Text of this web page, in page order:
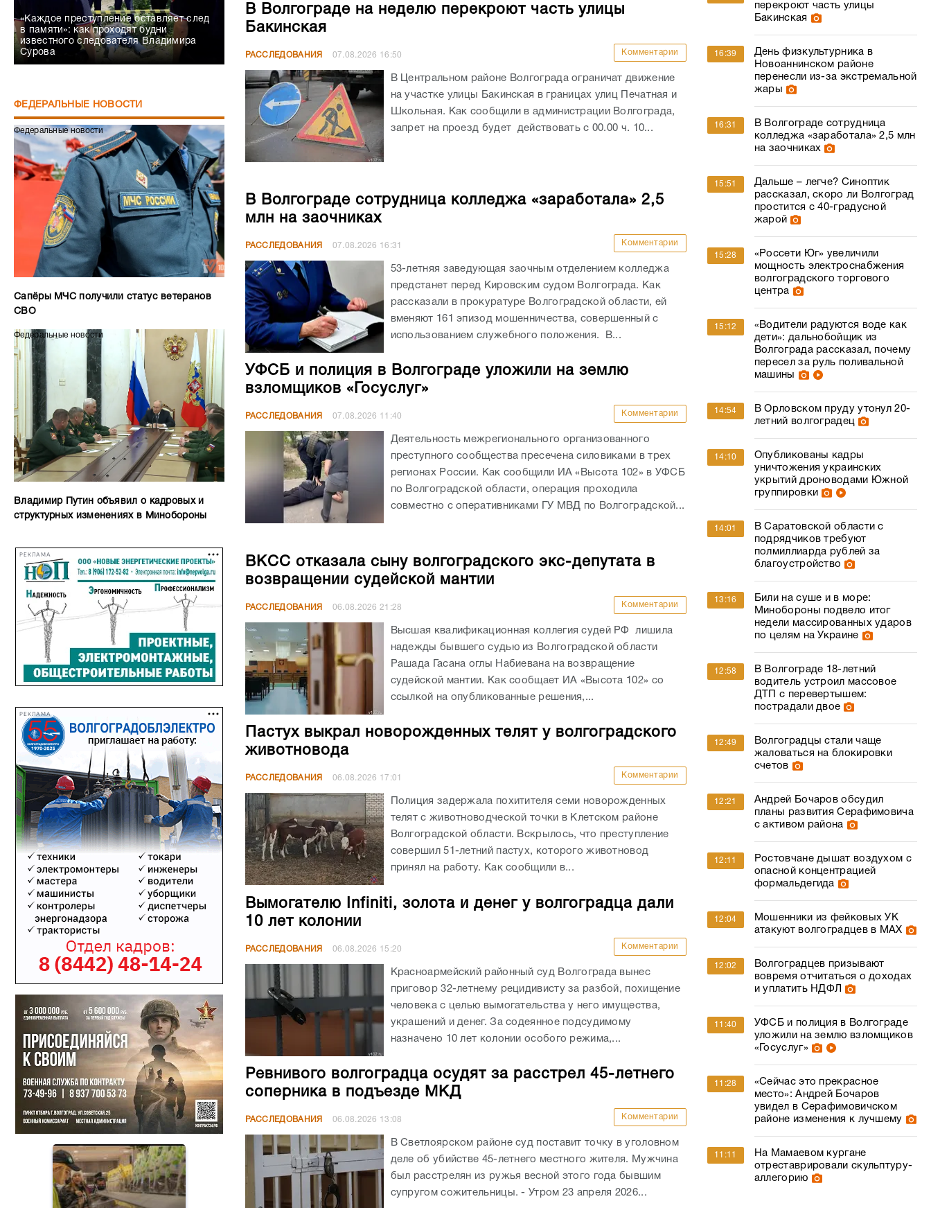
«Каждое преступление оставляет след
в памяти»: как проходят будни
известного следователя Владимира
Сурова
ФЕДЕРАЛЬНЫЕ НОВОСТИ
Федеральные новости
Сапёры МЧС получили статус ветеранов
СВО
Федеральные новости
Владимир Путин объявил о кадровых и
структурных изменениях в Минобороны
РЕКЛАМА
РЕКЛАМА
В Волгограде на неделю перекроют часть улицы
Бакинская
РАССЛЕДОВАНИЯ 07.08.2026 16:50 Комментарии
В Центральном районе Волгограда ограничат движение
на участке улицы Бакинская в границах улиц Печатная и
Школьная. Как сообщили в администрации Волгограда,
запрет на проезд будет действовать с 00.00 ч. 10...
В Волгограде сотрудница колледжа «заработала» 2,5
млн на заочниках
РАССЛЕДОВАНИЯ 07.08.2026 16:31 Комментарии
53-летняя заведующая заочным отделением колледжа
предстанет перед Кировским судом Волгограда. Как
рассказали в прокуратуре Волгоградской области, ей
вменяют 161 эпизод мошенничества, совершенный с
использованием служебного положения. В...
УФСБ и полиция в Волгограде уложили на землю
взломщиков «Госуслуг»
РАССЛЕДОВАНИЯ 07.08.2026 11:40 Комментарии
Деятельность межрегионального организованного
преступного сообщества пресечена силовиками в трех
регионах России. Как сообщили ИА «Высота 102» в УФСБ
по Волгоградской области, операция проходила
совместно с оперативниками ГУ МВД по Волгоградской...
ВКСС отказала сыну волгоградского экс-депутата в
возвращении судейской мантии
РАССЛЕДОВАНИЯ 06.08.202621:28 Комментарии
Высшая квалификационная коллегия судей РФ лишила
надежды бывшего судью из Волгоградской области
Рашада Гасана оглы Набиевана на возвращение
судейской мантии. Как сообщает ИА «Высота 102» со
ссылкой на опубликованные решения,...
Пастух выкрал новорожденных телят у волгоградского
животновода
РАССЛЕДОВАНИЯ 06.08.2026 17:01 Комментарии
Полиция задержала похитителя семи новорожденных
телят с животноводческой точки в Клетском районе
Волгоградской области. Вскрылось, что преступление
совершил 51-летний пастух, которого животновод
принял на работу. Как сообщили в...
Вымогателю Infiniti, золота и денег у волгоградца дали
10 лет колонии
РАССЛЕДОВАНИЯ 06.08.2026 15:20 Комментарии
Красноармейский районный суд Волгограда вынес
приговор 32-летнему рецидивисту за разбой, похищение
человека с целью вымогательства у него имущества,
украшений и денег. За содеянное подсудимому
назначено 10 лет колонии особого режима,...
Ревнивого волгоградца осудят за расстрел 45-летнего
соперника в подъезде МКД
РАССЛЕДОВАНИЯ 06.08.2026 13:08 Комментарии
В Светлоярском районе суд поставит точку в уголовном
деле об убийстве 45-летнего местного жителя. Мужчина
был расстрелян из ружья весной этого года бывшим
супругом сожительницы. - Утром 23 апреля 2026...
перекроют часть улицы
Бакинская
16:39
День физкультурника в
Новоаннинском районе
перенесли из-за экстремальной
жары
16:31
В Волгограде сотрудница
колледжа «заработала» 2,5 млн
на заочниках
15:51
Дальше – легче? Синоптик
рассказал, скоро ли Волгоград
простится с 40-градусной
жарой
15:28
«Россети Юг» увеличили
мощность электроснабжения
волгоградского торгового
центра
15:12
«Водители радуются воде как
дети»: дальнобойщик из
Волгограда рассказал, почему
пересел за руль поливальной
машины
14:54
В Орловском пруду утонул 20-
летний волгоградец
14:10
Опубликованы кадры
уничтожения украинских
укрытий дроноводами Южной
группировки
14:01
В Саратовской области с
подрядчиков требуют
полмиллиарда рублей за
благоустройство
13:16
Били на суше и в море:
Минобороны подвело итог
недели массированных ударов
по целям на Украине
12:58
В Волгограде 18-летний
водитель устроил массовое
ДТП с перевертышем:
пострадали двое
12:49
Волгоградцы стали чаще
жаловаться на блокировки
счетов
12:21
Андрей Бочаров обсудил
планы развития Серафимовича
с активом района
12:11
Ростовчане дышат воздухом с
опасной концентрацией
формальдегида
12:04
Мошенники из фейковых УК
атакуют волгоградцев в МАХ
12:02
Волгоградцев призывают
вовремя отчитаться о доходах
и уплатить НДФЛ
11:40
УФСБ и полиция в Волгограде
уложили на землю взломщиков
«Госуслуг»
11:28
«Сейчас это прекрасное
место»: Андрей Бочаров
увидел в Серафимовичском
районе изменения к лучшему
11:11
На Мамаевом кургане
отреставрировали скульптуру-
аллегорию